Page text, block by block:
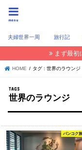
menu
夫婦世界一周 旅行記
まず最
HOME タグ : 世界のラウンジ
世界のラウンジ
バンコク